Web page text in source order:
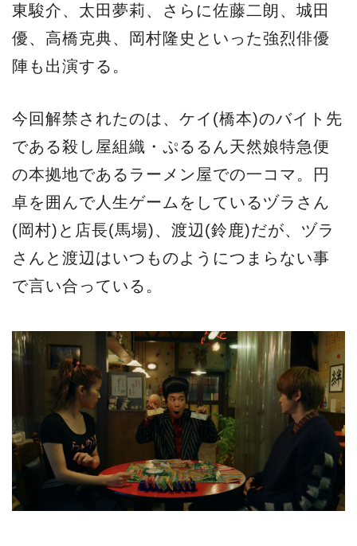
東駿介、太田夢莉、さらに佐藤二朗、城田
優、高橋克典、岡村隆史といった強烈俳優
陣も出演する。
今回解禁されたのは、ケイ(橋本)のバイト先
である殺し屋組織・ぷるるん天然娘特急便
の本拠地であるラーメン屋での一コマ。円
卓を囲んで人生ゲームをしているヅラさん
(岡村)と店長(馬場)、渡辺(鈴鹿)だが、ヅラ
さんと渡辺はいつものようにつまらない事
で言い合っている。